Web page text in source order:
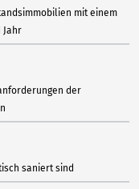
mit einem
Jahr
der
saniert sind